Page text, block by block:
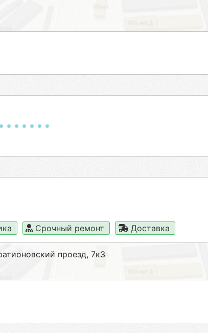
Срочный ремонт Доставка
проезд, 7к3